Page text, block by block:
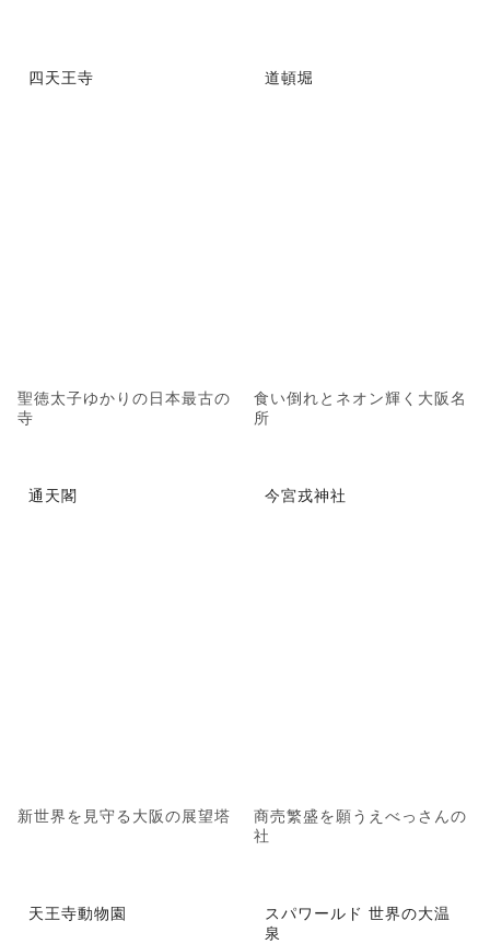
四天王寺
聖徳太子ゆかりの日本最古の
寺
道頓堀
食い倒れとネオン輝く大阪名
所
通天閣
新世界を見守る大阪の展望塔
今宮戎神社
商売繁盛を願うえべっさんの
社
天王寺動物園
スパワールド 世界の大温
泉